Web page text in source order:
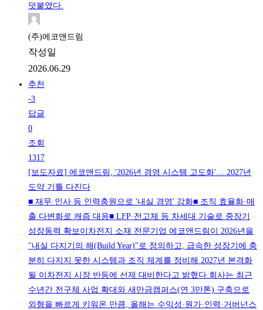
덧붙였다.
(주)에코앤드림
작성일
2026.06.29
추천
-3
답글
0
조회
1317
[보도자료] 에코앤드림, '2026년 경영 시스템 고도화'… 2027년
도약 기틀 다진다
■ 재무·인사 등 인력충원으로 '내실 경영' 강화■ 조직 효율화·매
출 다변화로 캐즘 대응■ LFP·전고체 등 차세대 기술로 중장기
성장동력 확보이차전지 소재 전문기업 에코앤드림이 2026년을
"내실 다지기의 해(Build Year)"로 정의하고, 급속한 성장기에 충
분히 다지지 못한 시스템과 조직 체계를 정비해 2027년 본격화
될 이차전지 시장 반등에 선제 대비한다고 밝혔다.회사는 최근
수년간 전구체 사업 확대와 새만금캠퍼스(연 3만톤) 구축으로
외형을 빠르게 키워온 만큼, 올해는 수익성·원가·인력·거버넌스